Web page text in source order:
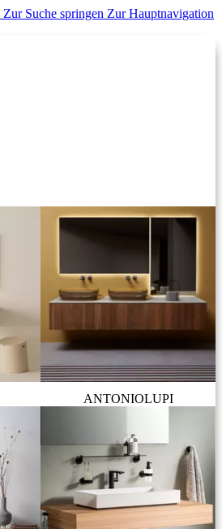
Zur Suche springen Zur Hauptnavigation
ANTONIOLUPI